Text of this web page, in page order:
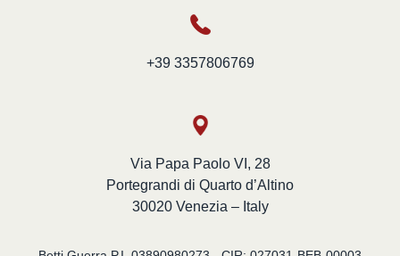
+39 3357806769
Via Papa Paolo VI, 28
Portegrandi di Quarto d’Altino
30020 Venezia – Italy